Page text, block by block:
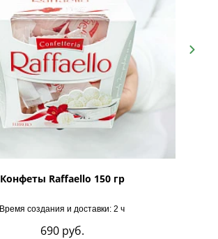
Конфеты Raffaello 150 гр
Время создания и доставки: 2 ч
690 руб.